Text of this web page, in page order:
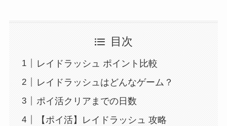
目次
レイドラッシュ ポイント比較
レイドラッシュはどんなゲーム？
ポイ活クリアまでの日数
【ポイ活】レイドラッシュ 攻略